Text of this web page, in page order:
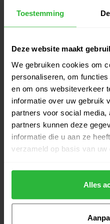
Toestemming
Deze website maakt
We gebruiken cookies om
personaliseren, om
en om ons websiteverkeer
informatie over uw gebruik
partners voor social
partners kunnen deze
informatie die u aan ze
verzameld op basis van uw
Alles
Ping G440 MAX
TaylorMade
5 rechts
Op voorraad
Callaway
wood 5 RH